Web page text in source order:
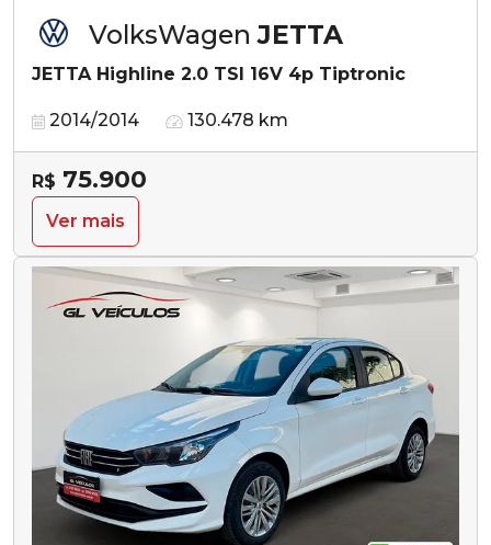
VolksWagenJETTA
JETTA Highline 2.0 TSI 16V 4p Tiptronic
2014/2014 130.478 km
R$ 75.900
Ver mais